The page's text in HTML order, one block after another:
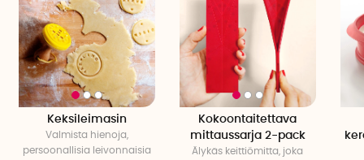
Keksileimasin
Valmista hienoja,
persoonallisia leivonnaisia
Kokoontaitettava
mittaussarja 2-pack
Älykäs keittiömitta, joka